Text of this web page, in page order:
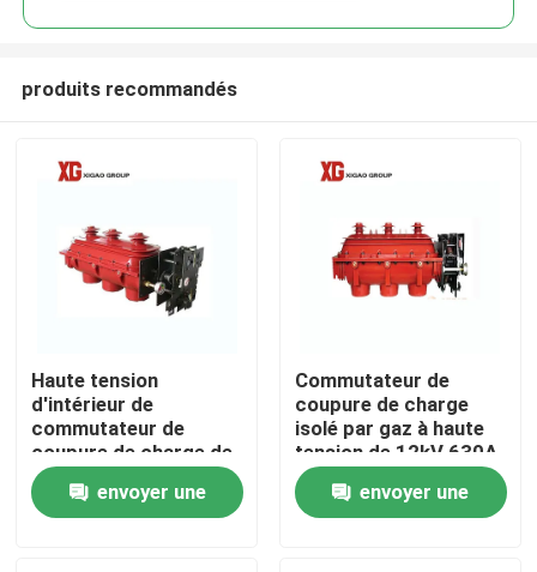
Maison
Produits
Au sujet de nous
produits recommandés
Haute tension
d'intérieur de
commutateur de
coupure de charge de
11kv 12kV SF6
envoyer une
Commutateur de
coupure de charge
isolé par gaz à haute
tension de 12kV 630A
SF6 livres
envoyer une